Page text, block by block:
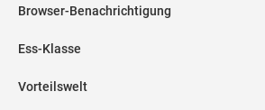
Browser-Benachrichtigung
Ess-Klasse
Vorteilswelt